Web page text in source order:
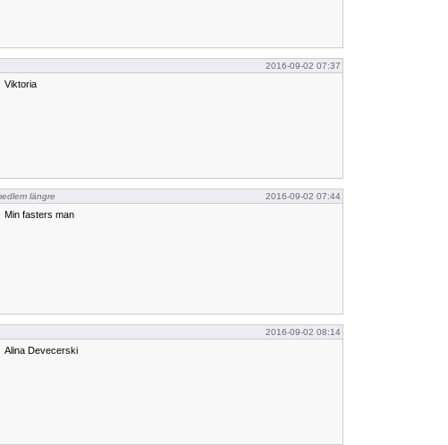
2016-09-02 07:37
Viktoria
längre 2016-09-02 07:44
Min fasters man
2016-09-02 08:14
Alina Devecerski